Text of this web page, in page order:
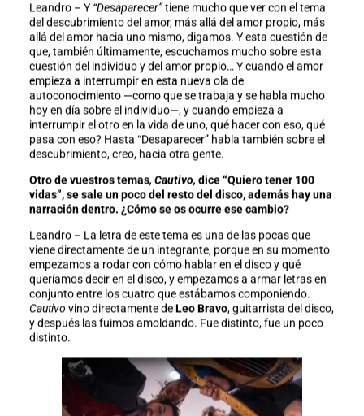
Leandro – Y “Desaparecer”tiene mucho que ver con el tema
del descubrimiento del amor, más allá del amor propio, más
allá del amor hacia uno mismo, digamos. Y esta cuestión de
que, también últimamente, escuchamos mucho sobre esta
cuestión del individuo y del amor propio… Y cuando el amor
empieza a interrumpir en esta nueva ola de
autoconocimiento —como que se trabaja y se habla mucho
hoy en día sobre el individuo—, y cuando empieza a
interrumpir el otro en la vida de uno, qué hacer con eso, qué
pasa con eso? Hasta “Desaparecer” habla también sobre el
descubrimiento, creo, hacia otra gente.
Otro de vuestros temas, Cautivo, dice “Quiero tener 100
vidas”, se sale un poco del resto del disco, además hay una
narración dentro. ¿Cómo se os ocurre ese cambio?
Leandro – La letra de este tema es una de las pocas que
viene directamente de un integrante, porque en su momento
empezamos a rodar con cómo hablar en el disco y qué
queríamos decir en el disco, y empezamos a armar letras en
conjunto entre los cuatro que estábamos componiendo.
Cautivo vino directamente de Leo Bravo, guitarrista del disco,
y después las fuimos amoldando. Fue distinto, fue un poco
distinto.